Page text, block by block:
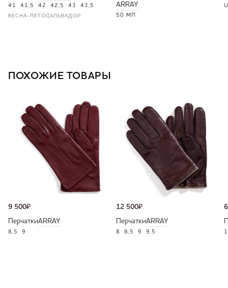
41 41,5 42 42,5 43 43,5
ВЕСНА-ЛЕТОСАЛЬВАДОР
ARRAY
50 МЛ
ПОХОЖИЕ ТОВАРЫ
9 500₽
ПерчаткиARRAY
8,5 9
12 500₽
ПерчаткиARRAY
8 8,5 9 9,5